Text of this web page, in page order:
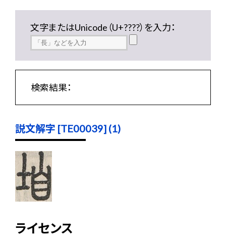
文字またはUnicode（U+????）を入力：
検索結果：
説文解字 [TE00039] (1)
ライセンス